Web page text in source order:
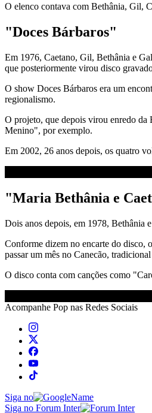
O elenco contava com Bethânia, Gil,
"Doces Bárbaros"
Em 1976, Caetano, Gil, Bethânia e
que posteriormente virou disco
O show Doces Bárbaros era um
regionalismo.
O projeto, que depois virou enredo da
Menino", por exemplo.
Em 2002, 26 anos depois, os quatro
"Maria Bethânia e
Dois anos depois, em 1978, Bethânia
Conforme dizem no encarte do disco,
passar um mês no Canecão,
O disco conta com canções como
Acompanhe Pop nas Redes Sociais
Siga no
Siga no Forum Inter